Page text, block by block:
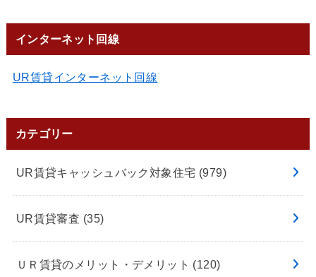
インターネット回線
UR賃貸インターネット回線
カテゴリー
UR賃貸キャッシュバック対象住宅 (979)
UR賃貸審査 (35)
ＵＲ賃貸のメリット・デメリット (120)